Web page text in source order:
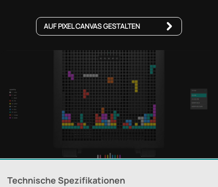
AUF PIXEL CANVAS GESTALTEN
Technische Spezifikationen